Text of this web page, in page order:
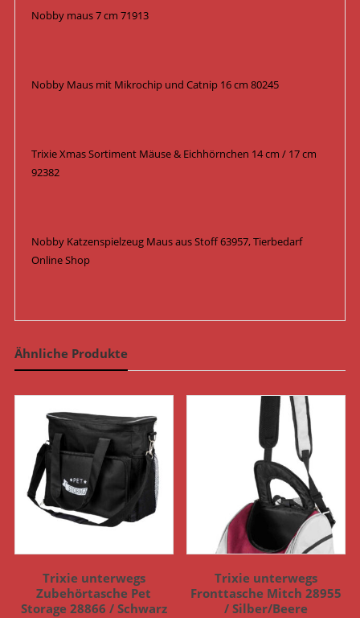
Nobby maus 7 cm 71913
Nobby Maus mit Mikrochip und Catnip 16 cm 80245
Trixie Xmas Sortiment Mäuse & Eichhörnchen 14 cm / 17 cm
92382
Nobby Katzenspielzeug Maus aus Stoff 63957, Tierbedarf
Online Shop
Ähnliche Produkte
Trixie unterwegs
Zubehörtasche Pet
Storage 28866 / Schwarz
Trixie unterwegs
Fronttasche Mitch 28955
/ Silber/Beere